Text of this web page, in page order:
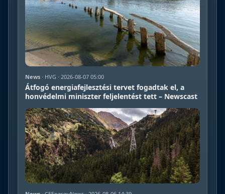
News · HVG · 2026-08-07 05:00
Átfogó energiafejlesztési tervet fogadtak el, a
honvédelmi miniszter feljelentést tett – Newscast